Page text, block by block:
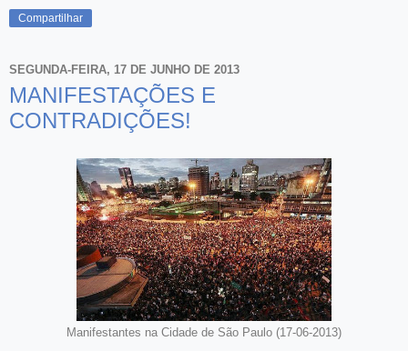
Compartilhar
SEGUNDA-FEIRA, 17 DE JUNHO DE 2013
MANIFESTAÇÕES E
CONTRADIÇÕES!
Manifestantes na Cidade de São Paulo (17-06-2013)